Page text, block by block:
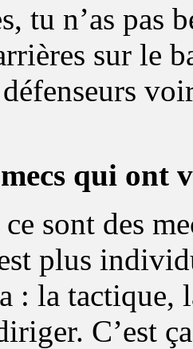
tu n’as pas
sur le
mecs qui
sont des
plus
: la tactique,
C’est